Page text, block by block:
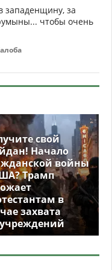
западенщину, за
чтобы очень
свой
Начало
войны
Трамп
в
захвата